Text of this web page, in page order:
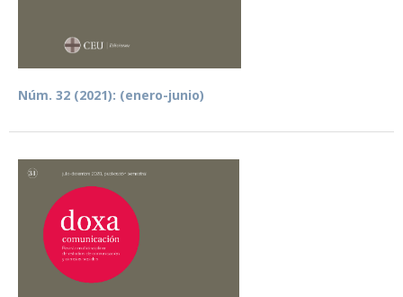
Núm. 32 (2021): (enero-junio)